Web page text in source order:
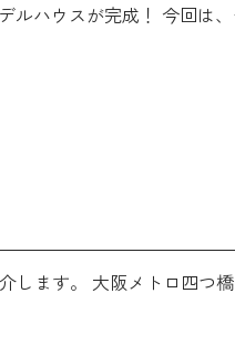
ルハウスが完成！ 今回は
します。 大阪メトロ四つ